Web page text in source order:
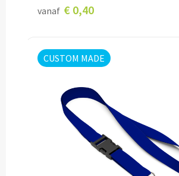
Alle drinkwaren
Custom made IZY Bottles
Lunchboxen bedrukken
vanaf € 0,40
CUSTOM MADE